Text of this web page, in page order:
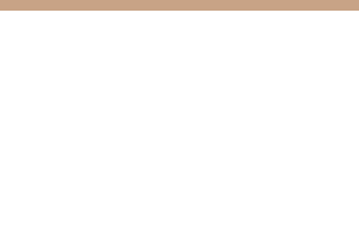
«Цифровая экономика»